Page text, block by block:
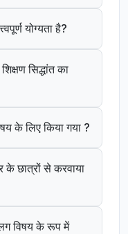
योग्यता है?
सिद्धांत का
के लिए किया गया ?
के छात्रों से करवाया
विषय के रूप में